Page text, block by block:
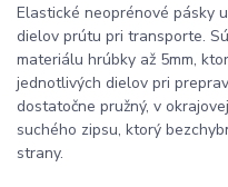
Elastické neoprénové pásky
dielov prútu pri transporte.
materiálu hrúbky až 5mm,
jednotlivých dielov pri
dostatočne pružný, v
suchého zipsu, ktorý
strany.